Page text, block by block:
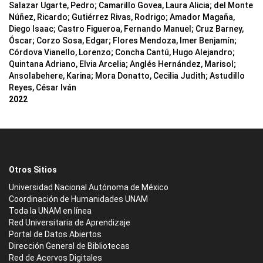
Salazar Ugarte, Pedro; Camarillo Govea, Laura Alicia; del Monte
Núñez, Ricardo; Gutiérrez Rivas, Rodrigo; Amador Magaña,
Diego Isaac; Castro Figueroa, Fernando Manuel ; Cruz Barney,
Óscar; Corzo Sosa, Edgar; Flores Mendoza, Imer Benjamín;
Córdova Vianello, Lorenzo; Concha Cantú, Hugo Alejandro;
Quintana Adriano, Elvia Arcelia; Anglés Hernández, Marisol ;
Ansolabehere, Karina; Mora Donatto, Cecilia Judith; Astudillo
Reyes, César Iván
2022
Otros Sitios
Universidad Nacional Autónoma de México
Coordinación de Humanidades UNAM
Toda la UNAM en línea
Red Universitaria de Aprendizaje
Portal de Datos Abiertos
Dirección General de Bibliotecas
Red de Acervos Digitales